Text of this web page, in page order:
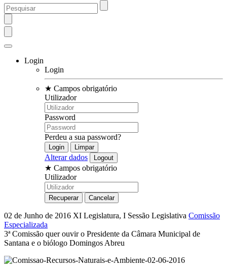
Login
Login
★ Campos obrigatório
Utilizador
Password
Perdeu a sua password?
Alterar dados
★ Campos obrigatório
Utilizador
02 de Junho de 2016 XI Legislatura, I Sessão Legislativa Comissão
Especializada
3ª Comissão quer ouvir o Presidente da Câmara Municipal de
Santana e o biólogo Domingos Abreu